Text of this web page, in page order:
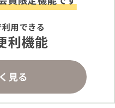
用できる
利機能
見る